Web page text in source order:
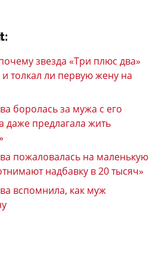
звезда «Три плюс два»
толкал ли первую жену на
боролась за мужа с его
предлагала жить
пожаловалась на маленькую
надбавку в 20 тысяч»
вспомнила, как муж